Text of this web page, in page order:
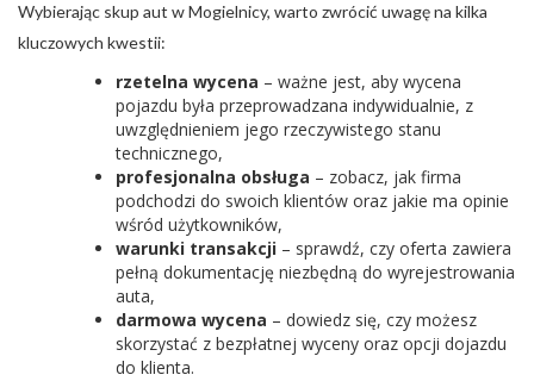
Wybierając skup aut w Mogielnicy, warto zwrócić uwagę na kilka
kluczowych kwestii:
rzetelna wycena – ważne jest, aby wycena
pojazdu była przeprowadzana indywidualnie, z
uwzględnieniem jego rzeczywistego stanu
technicznego,
profesjonalna obsługa – zobacz, jak firma
podchodzi do swoich klientów oraz jakie ma opinie
wśród użytkowników,
warunki transakcji – sprawdź, czy oferta zawiera
pełną dokumentację niezbędną do wyrejestrowania
auta,
darmowa wycena – dowiedz się, czy możesz
skorzystać z bezpłatnej wyceny oraz opcji dojazdu
do klienta.